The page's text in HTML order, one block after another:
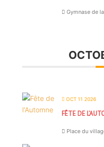
Gymnase de
OCT 11 2026
FÊTE DE
Place du